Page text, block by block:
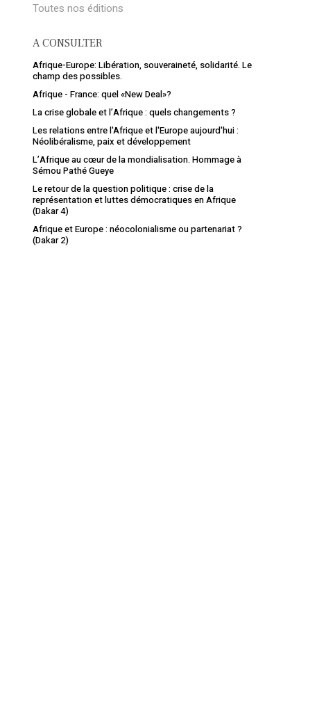
Toutes nos éditions
A CONSULTER
Afrique-Europe: Libération, souveraineté, solidarité. Le
champ des possibles.
Afrique - France: quel «New Deal»?
La crise globale et l’Afrique : quels changements ?
Les relations entre l'Afrique et l'Europe aujourd'hui :
Néolibéralisme, paix et développement
L’Afrique au cœur de la mondialisation. Hommage à
Sémou Pathé Gueye
Le retour de la question politique : crise de la
représentation et luttes démocratiques en Afrique
(Dakar 4)
Afrique et Europe : néocolonialisme ou partenariat ?
(Dakar 2)